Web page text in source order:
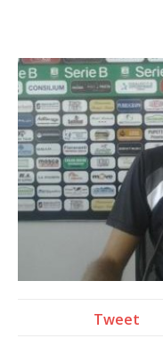
Tweet